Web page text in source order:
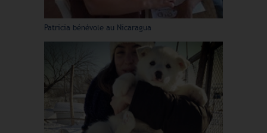
Patricia bénévole au Nicaragua